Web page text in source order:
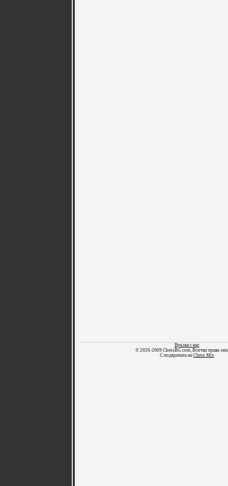
Връзка с нас
© 2026-2009 ChessBG.com, Всички права
С подкрепата на Chess Mix